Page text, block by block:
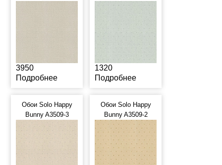
3950
Подробнее
1320
Подробнее
Обои Solo Happy
Bunny A3509-3
Обои Solo Happy
Bunny A3509-2